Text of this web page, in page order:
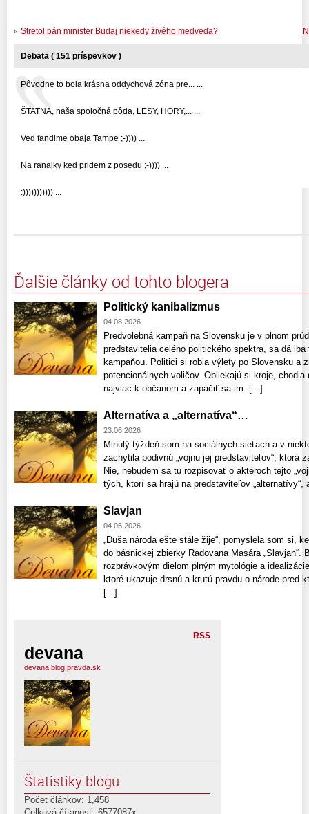
« Stretol pán minister Budaj niekedy živého medveďa?
Debata ( 151 príspevkov )
Pôvodne to bola krásna oddychová zóna pre... ...
ŠTATNA, naša spoločná pôda, LESY, HORY,... ...
Ved fandime obaja Tampe ;-)))) ...
Na ranajky ked pridem z posedu ;-)))) ...
:))))))))))) ...
Ďalšie články od tohto blogera
Politický kanibalizmus
04.08.2026
Predvolebná kampaň na Slovensku je v plnom
predstavitelia celého politického spektra, sa dá
kampaňou. Politici si robia výlety po Slovensku a
potencionálnych voličov. Obliekajú si kroje,
najviac k občanom a zapáčiť sa im. [...]
Alternatíva a „alternatíva“…
23.06.2026
Minulý týždeň som na sociálnych sieťach a v
zachytila podivnú „vojnu jej predstaviteľov“, ktorá
Nie, nebudem sa tu rozpisovať o aktéroch tejto
tých, ktorí sa hrajú na predstaviteľov „alternatívy“,
Slavjan
04.05.2026
„Duša národa ešte stále žije“, pomyslela som si,
do básnickej zbierky Radovana Masára „Slavjan“.
rozprávkovým dielom plným mytológie a
ktoré ukazuje drsnú a krutú pravdu o národe pred
[...]
RSS
devana
devana.blog.pravda.sk
Štatistiky blogu
Počet článkov: 1,458